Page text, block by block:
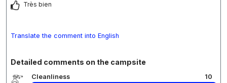
Très bien
Translate the comment into English
Detailed comments on the campsite
Cleanliness 10